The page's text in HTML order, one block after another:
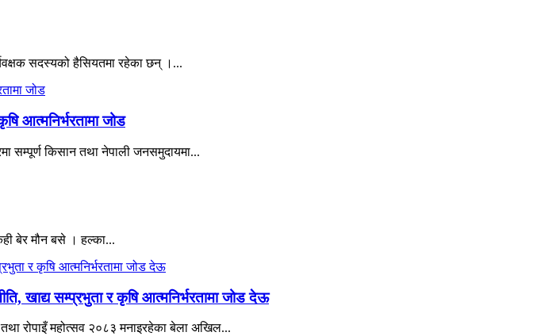
सदस्यको हैसियतमा रहेका छन् ।...
आत्मनिर्भरतामा जोड
सम्पूर्ण किसान तथा नेपाली जनसमुदायमा...
बेर मौन बसे । हल्का...
खाद्य सम्प्रभुता र कृषि आत्मनिर्भरतामा जोड देऊ
रोपाइँ महोत्सव २०८३ मनाइरहेका बेला अखिल...